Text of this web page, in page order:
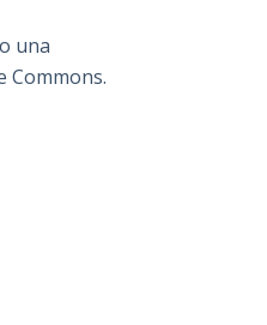
una
Commons.